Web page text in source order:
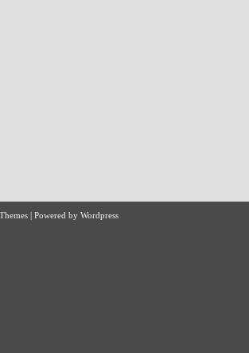
| Powered by Wordpress